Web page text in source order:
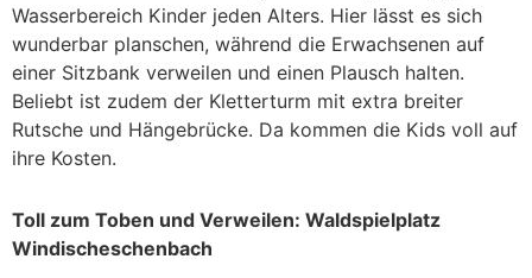
Wasserbereich Kinder jeden Alters. Hier lässt es sich
wunderbar planschen, während die Erwachsenen auf
einer Sitzbank verweilen und einen Plausch halten.
Beliebt ist zudem der Kletterturm mit extra breiter
Rutsche und Hängebrücke. Da kommen die Kids voll auf
ihre Kosten.
Toll zum Toben und Verweilen: Waldspielplatz
Windischeschenbach